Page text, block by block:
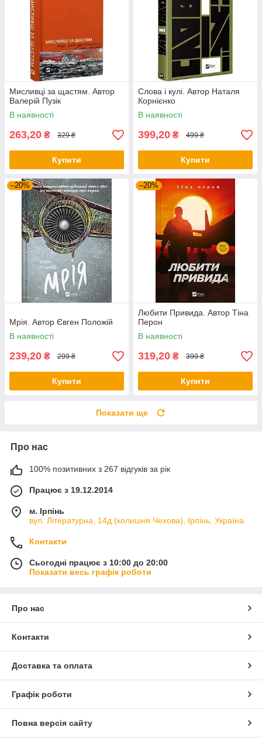
Мисливці за щастям. Автор
Валерій Пузік
В наявності
263,20 ₴ 329 ₴
Купити
Слова і кулі. Автор Наталя
Корнієнко
В наявності
399,20 ₴ 499 ₴
Купити
–20%
Мрія. Автор Євген Положій
В наявності
239,20 ₴ 299 ₴
Купити
–20%
Любити Привида. Автор Тіна
Перон
В наявності
319,20 ₴ 399 ₴
Купити
Показати ще
Про нас
100% позитивних з 267 відгуків за рік
Працює з 19.12.2014
м. Ірпінь
вул. Літературна, 14д (колишня Чехова), Ірпінь, Україна
Контакти
Сьогодні працює з 10:00 до 20:00
Показати весь графік роботи
Про нас
Контакти
Доставка та оплата
Графік роботи
Повна версія сайту